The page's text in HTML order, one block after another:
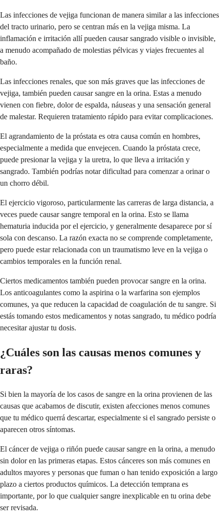
Las infecciones de vejiga funcionan de manera similar a las infecciones
del tracto urinario, pero se centran más en la vejiga misma. La
inflamación e irritación allí pueden causar sangrado visible o invisible,
a menudo acompañado de molestias pélvicas y viajes frecuentes al
baño.
Las infecciones renales, que son más graves que las infecciones de
vejiga, también pueden causar sangre en la orina. Estas a menudo
vienen con fiebre, dolor de espalda, náuseas y una sensación general
de malestar. Requieren tratamiento rápido para evitar complicaciones.
El agrandamiento de la próstata es otra causa común en hombres,
especialmente a medida que envejecen. Cuando la próstata crece,
puede presionar la vejiga y la uretra, lo que lleva a irritación y
sangrado. También podrías notar dificultad para comenzar a orinar o
un chorro débil.
El ejercicio vigoroso, particularmente las carreras de larga distancia, a
veces puede causar sangre temporal en la orina. Esto se llama
hematuria inducida por el ejercicio, y generalmente desaparece por sí
sola con descanso. La razón exacta no se comprende completamente,
pero puede estar relacionada con un traumatismo leve en la vejiga o
cambios temporales en la función renal.
Ciertos medicamentos también pueden provocar sangre en la orina.
Los anticoagulantes como la aspirina o la warfarina son ejemplos
comunes, ya que reducen la capacidad de coagulación de tu sangre. Si
estás tomando estos medicamentos y notas sangrado, tu médico podría
necesitar ajustar tu dosis.
¿Cuáles son las causas menos comunes y
raras?
Si bien la mayoría de los casos de sangre en la orina provienen de las
causas que acabamos de discutir, existen afecciones menos comunes
que tu médico querrá descartar, especialmente si el sangrado persiste o
aparecen otros síntomas.
El cáncer de vejiga o riñón puede causar sangre en la orina, a menudo
sin dolor en las primeras etapas. Estos cánceres son más comunes en
adultos mayores y personas que fuman o han tenido exposición a largo
plazo a ciertos productos químicos. La detección temprana es
importante, por lo que cualquier sangre inexplicable en tu orina debe
ser revisada.